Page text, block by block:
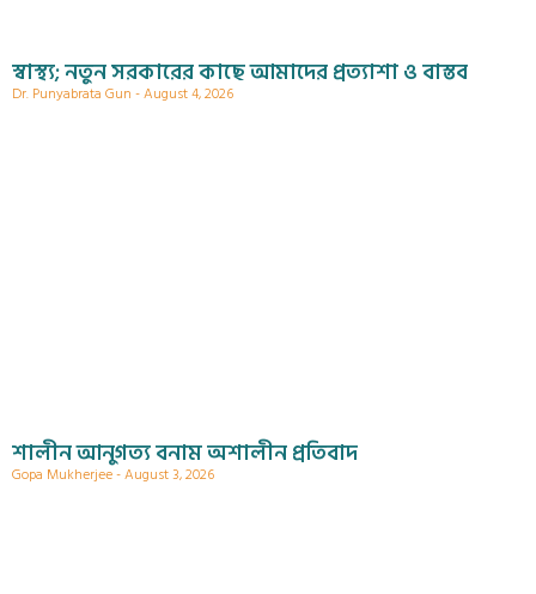
স্বাস্থ্য; নতুন সরকারের কাছে আমাদের প্রত্যাশা ও বাস্তব
Dr. Punyabrata Gun August 4, 2026
শালীন আনুগত্য বনাম অশালীন প্রতিবাদ
Gopa Mukherjee August 3, 2026